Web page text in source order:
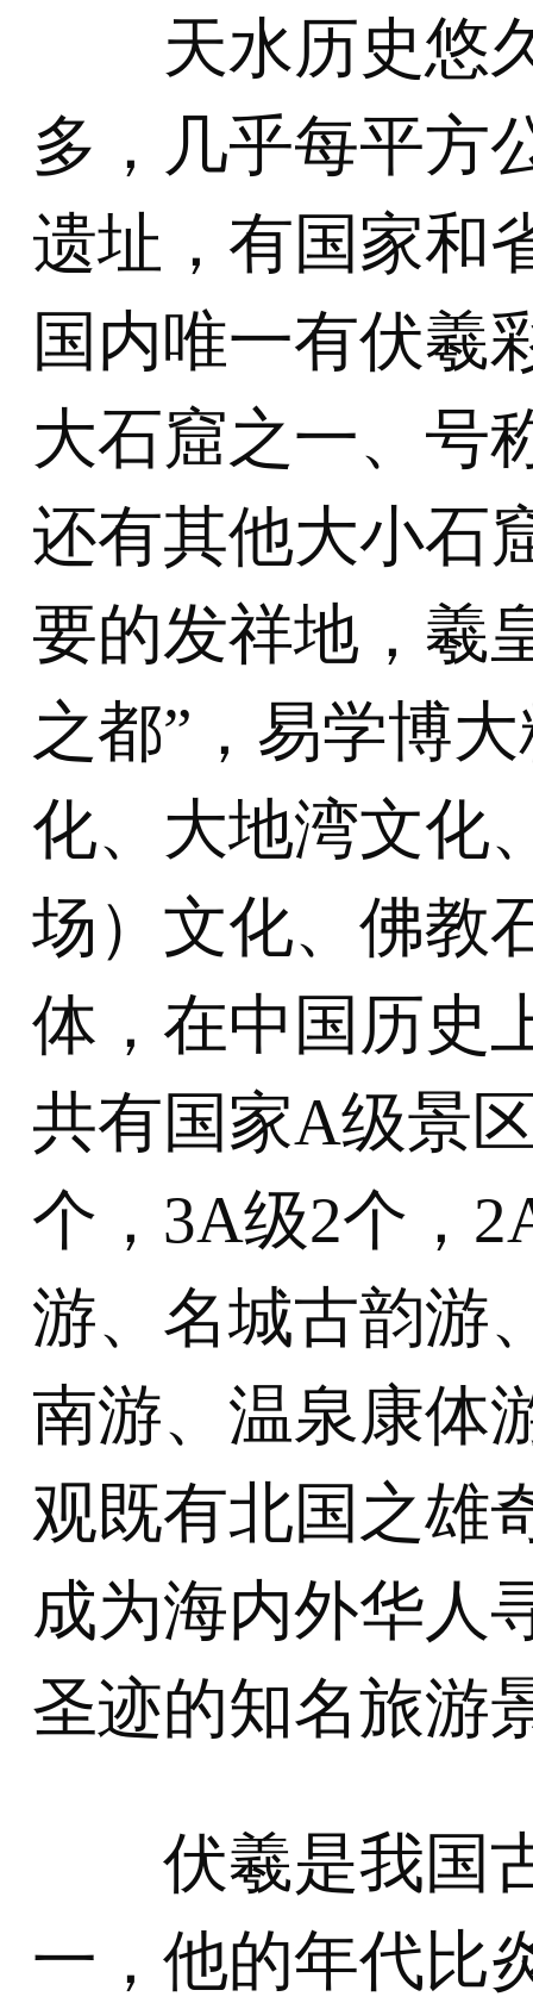
天水历史悠久
多，几乎每平方
遗址，有国家和
国内唯一有伏羲
大石窟之一、号
还有其他大小石
要的发祥地，羲
之都”，易学博
化、大地湾文化
场）文化、佛教
体，在中国历史
共有国家A级景
个，3A级2个，
游、名城古韵游
南游、温泉康体
观既有北国之雄
成为海内外华人
圣迹的知名旅游
伏羲是我国古
一，他的年代比